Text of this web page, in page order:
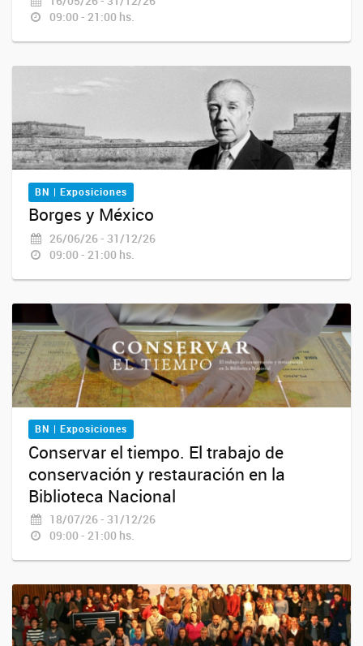
09:00 - 21:00 hs.
BN | Exposiciones
Borges y México
26/06/26 - 31/12/26
09:00 - 21:00 hs.
BN | Exposiciones
Conservar el tiempo. El trabajo de
conservación y restauración en la
Biblioteca Nacional
18/07/26 - 31/12/26
09:00 - 21:00 hs.